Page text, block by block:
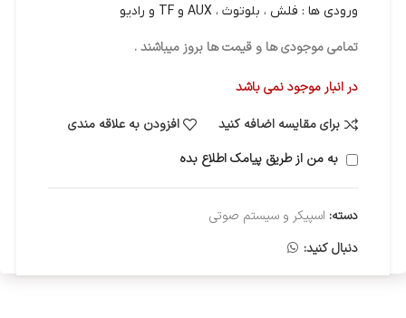
ورودی ها : فلش ، بلوتوث ، AUX و TF و رادیو
تمامی موجودی ها و قیمت ها بروز میباشند .
در انبار موجود نمی باشد
برای مقایسه اضافه کنید
افزودن به علاقه مندی
به من از طریق پیامک اطلاع بده
دسته: اسپیکر و سیستم صوتی
دنبال کنید: